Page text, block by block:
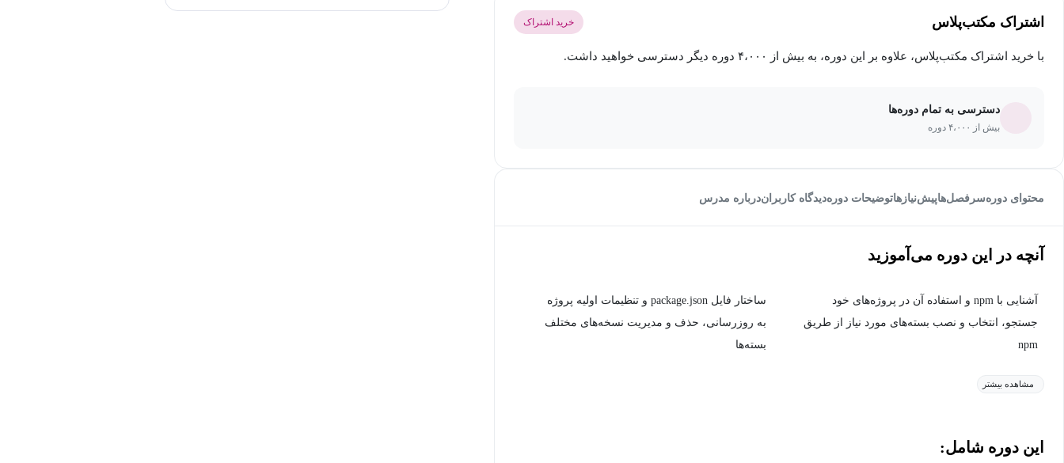
اشتراک مکتب‌پلاس خرید اشتراک
با خرید اشتراک مکتب‌پلاس، علاوه بر این دوره، به بیش از ۴،۰۰۰ دوره دیگر دسترسی خواهید داشت.
دسترسی به تمام دوره‌ها
بیش از ۴،۰۰۰ دوره
محتوای دورهسرفصل‌هاپیش‌نیاز‌هاتوضیحات دورهدیدگاه کاربراندرباره مدرس
آنچه در این دوره می‌آموزید
آشنایی با npm و استفاده آن در پروژه‌های خود
ساختار فایل package.json و تنظیمات اولیه پروژه
جستجو، انتخاب و نصب بسته‌های مورد نیاز از طریق
npm
به روزرسانی، حذف و مدیریت نسخه‌های مختلف
بسته‌ها
مشاهده بیشتر
این دوره شامل: